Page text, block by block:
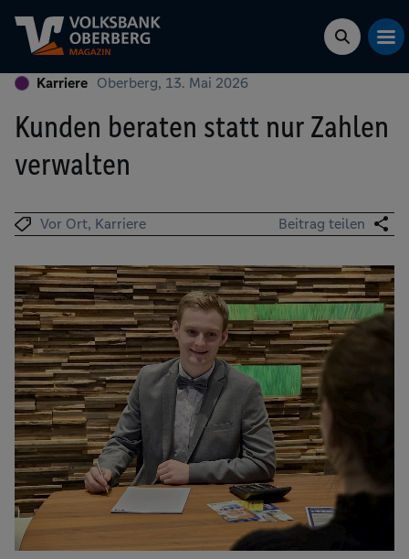
Karriere Oberberg, 13. Mai 2026
Kunden beraten statt nur Zahlen
verwalten
Vor Ort Karriere Beitrag teilen